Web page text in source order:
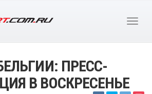
ПРЕСС-
В ВОСКРЕСЕНЬЕ